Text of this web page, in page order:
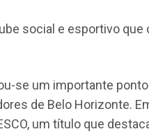
social e esportivo
se um importante
de Belo Horizonte.
um título que